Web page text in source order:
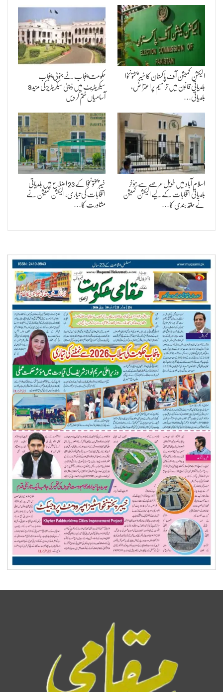
الیکشن کمیشن آف پاکستان کا خیبر پختونخوا
بلدیاتی قانون میں ترامیم پر اعتراض،
بلدیاتی…
حکومت پنجاب نے جنوبی پنجاب
سیکریٹریٹ میں ڈپٹی سیکریٹریز کی مزید 9
آسامیاں ختم کر دیں
اسلام آباد میں طویل عرصے سے مؤخر
بلدیاتی انتخابات کے لیے الیکشن کمیشن
نے حلقہ بندی کا…
خیبرپختونخوا کے 23 اضلاع میں بلدیاتی
انتخابات کی تیاری، الیکشن کمیشن نے
مشاورت کا…